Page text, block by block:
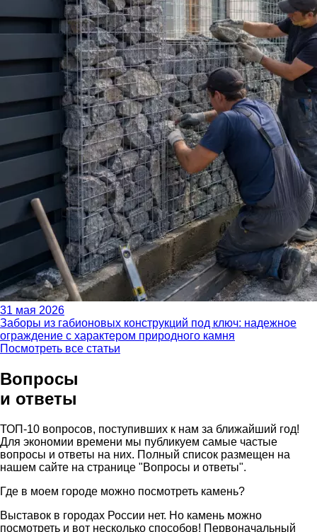
31 мая 2026
Заборы из габионовых конструкций под ключ: надежное
ограждение с характером природного камня
Посмотреть все статьи
Вопросы
и ответы
ТОП-10 вопросов, поступивших к нам за ближайший год!
Для экономии времени мы публикуем самые частые
вопросы и ответы на них. Полный список размещен на
нашем сайте на странице "Вопросы и ответы".
Где в моем городе можно посмотреть камень?
Выставок в городах России нет. Но камень можно
посмотреть и вот несколько способов! Первоначальный